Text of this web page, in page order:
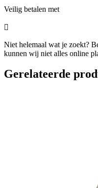
Veilig betalen met

Niet helemaal wat je zoekt?
kunnen wij niet alles online
Gerelateerde